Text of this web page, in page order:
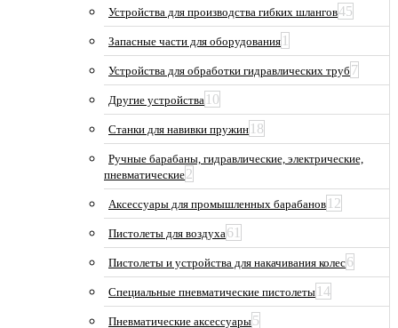
Устройства для производства гибких шлангов45
Запасные части для оборудования 1
Устройства для обработки гидравлических труб 7
Другие устройства 10
Станки для навивки пружин 18
Ручные барабаны, гидравлические, электрические,
пневматические2
Аксессуары для промышленных барабанов 12
Пистолеты для воздуха61
Пистолеты и устройства для накачивания колес6
Специальные пневматические пистолеты 14
Пневматические аксессуары5